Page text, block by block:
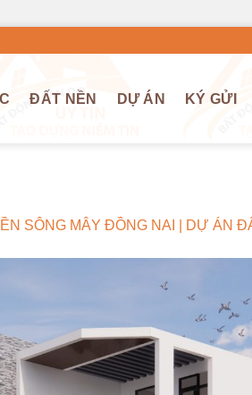
ĐẤT NỀN DỰ ÁN KÝ GỬI
SÔNG MÂY ĐỒNG NAI | DỰ ÁN